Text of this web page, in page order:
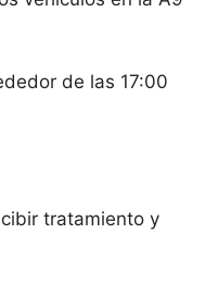
de las 17:00
tratamiento y